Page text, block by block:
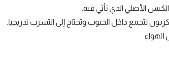
الأصلي الذي تأتي فيه.
تتجمع داخل الحبوب وتحتاج إلى التسرب تدريجيا.